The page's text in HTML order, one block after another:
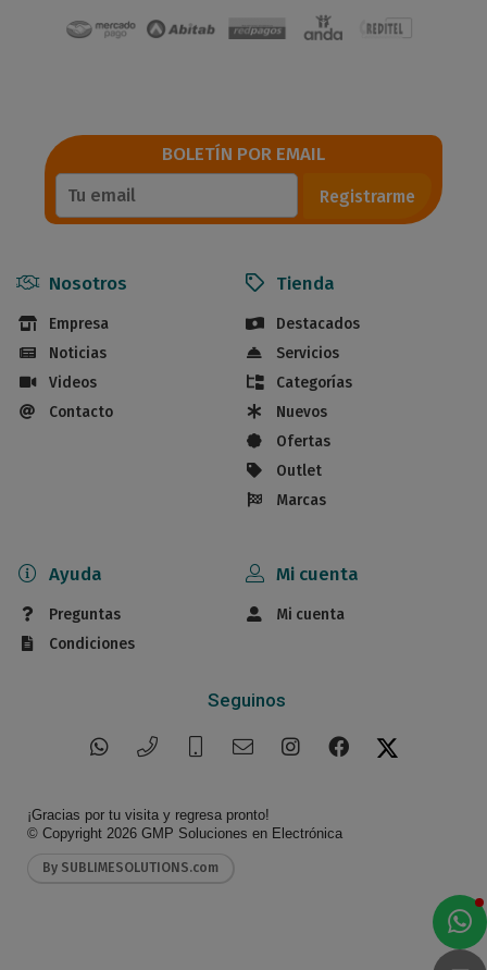
BOLETÍN POR EMAIL
Registrarme
Nosotros
Empresa
Noticias
Videos
Contacto
Tienda
Destacados
Servicios
Categorías
Nuevos
Ofertas
Outlet
Marcas
Ayuda
Preguntas
Condiciones
Mi cuenta
Mi cuenta
Seguinos
¡Gracias por tu visita y regresa pronto!
© Copyright 2026 GMP Soluciones en Electrónica
By SUBLIMESOLUTIONS.com